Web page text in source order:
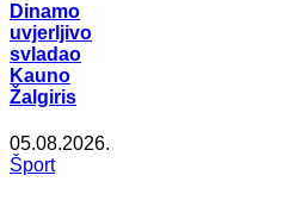
Dinamo
uvjerljivo
svladao
Kauno
Žalgiris
05.08.2026.
Šport